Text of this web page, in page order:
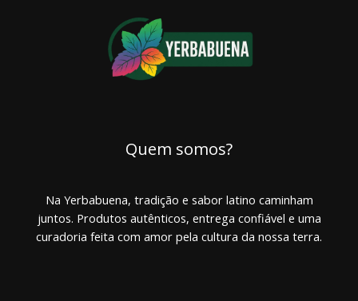
Quem somos?
Na Yerbabuena, tradição e sabor latino caminham
juntos. Produtos autênticos, entrega confiável e uma
curadoria feita com amor pela cultura da nossa terra.